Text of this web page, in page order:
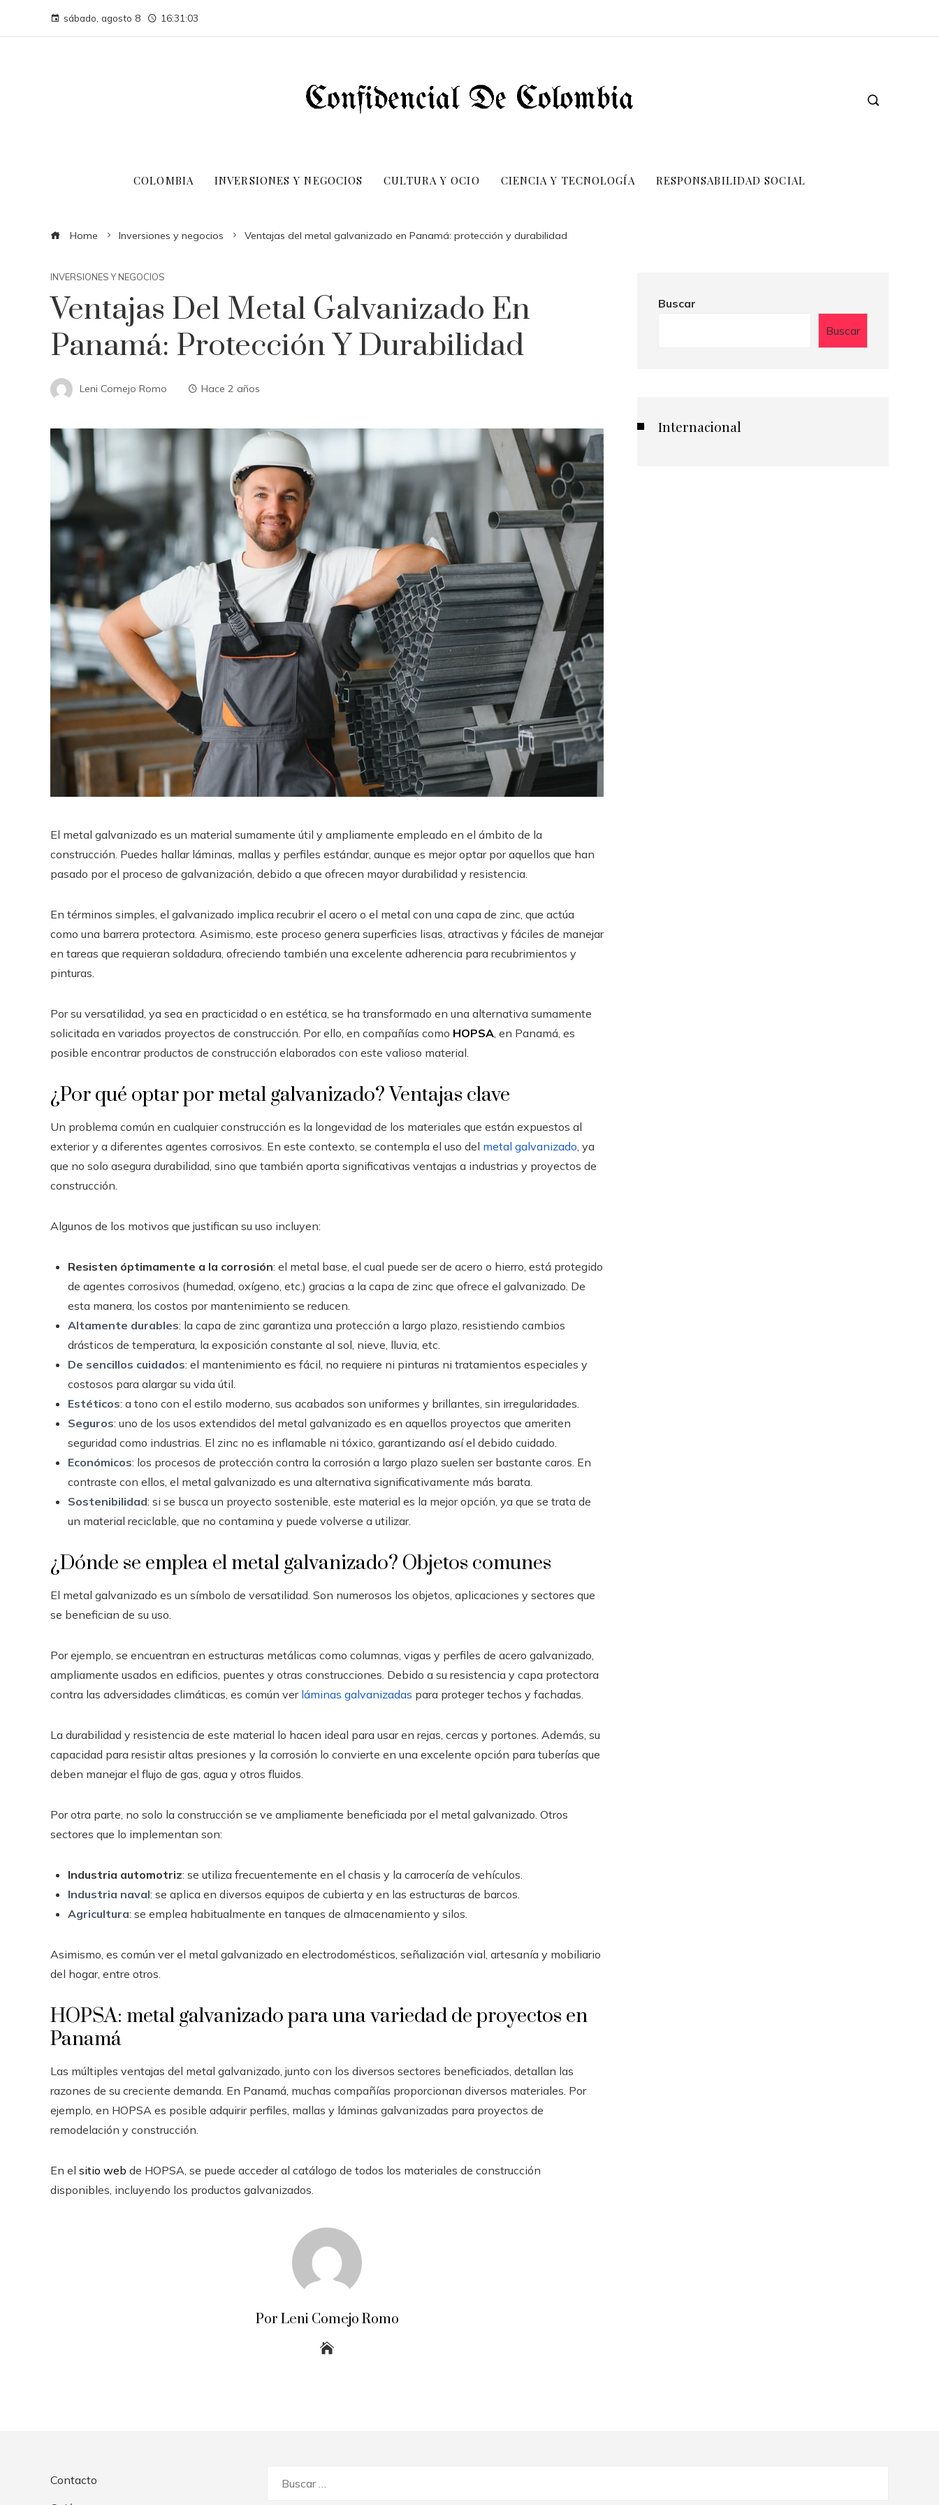
sábado, agosto 8 16:31:04
COLOMBIA INVERSIONES Y NEGOCIOS CULTURA Y OCIO CIENCIA Y TECNOLOGÍA RESPONSABILIDAD SOCIAL
Home Inversiones y negocios Ventajas del metal galvanizado en Panamá: protección y durabilidad
INVERSIONES Y NEGOCIOS
Ventajas Del Metal Galvanizado En
Panamá: Protección Y Durabilidad
Leni Comejo Romo Hace 2 años
El metal galvanizado es un material sumamente útil y ampliamente empleado en el ámbito de la
construcción. Puedes hallar láminas, mallas y perfiles estándar, aunque es mejor optar por aquellos que han
pasado por el proceso de galvanización, debido a que ofrecen mayor durabilidad y resistencia.
En términos simples, el galvanizado implica recubrir el acero o el metal con una capa de zinc, que actúa
como una barrera protectora. Asimismo, este proceso genera superficies lisas, atractivas y fáciles de manejar
en tareas que requieran soldadura, ofreciendo también una excelente adherencia para recubrimientos y
pinturas.
Por su versatilidad, ya sea en practicidad o en estética, se ha transformado en una alternativa sumamente
solicitada en variados proyectos de construcción. Por ello, en compañías como HOPSA, en Panamá, es
posible encontrar productos de construcción elaborados con este valioso material.
¿Por qué optar por metal galvanizado? Ventajas clave
Un problema común en cualquier construcción es la longevidad de los materiales que están expuestos al
exterior y a diferentes agentes corrosivos. En este contexto, se contempla el uso del metal galvanizado, ya
que no solo asegura durabilidad, sino que también aporta significativas ventajas a industrias y proyectos de
construcción.
Algunos de los motivos que justifican su uso incluyen:
Resisten óptimamente a la corrosión: el metal base, el cual puede ser de acero o hierro, está protegido
de agentes corrosivos (humedad, oxígeno, etc.) gracias a la capa de zinc que ofrece el galvanizado. De
esta manera, los costos por mantenimiento se reducen.
Altamente durables: la capa de zinc garantiza una protección a largo plazo, resistiendo cambios
drásticos de temperatura, la exposición constante al sol, nieve, lluvia, etc.
De sencillos cuidados: el mantenimiento es fácil, no requiere ni pinturas ni tratamientos especiales y
costosos para alargar su vida útil.
Estéticos: a tono con el estilo moderno, sus acabados son uniformes y brillantes, sin irregularidades.
Seguros: uno de los usos extendidos del metal galvanizado es en aquellos proyectos que ameriten
seguridad como industrias. El zinc no es inflamable ni tóxico, garantizando así el debido cuidado.
Económicos: los procesos de protección contra la corrosión a largo plazo suelen ser bastante caros. En
contraste con ellos, el metal galvanizado es una alternativa significativamente más barata.
Sostenibilidad: si se busca un proyecto sostenible, este material es la mejor opción, ya que se trata de
un material reciclable, que no contamina y puede volverse a utilizar.
¿Dónde se emplea el metal galvanizado? Objetos comunes
El metal galvanizado es un símbolo de versatilidad. Son numerosos los objetos, aplicaciones y sectores que
se benefician de su uso.
Por ejemplo, se encuentran en estructuras metálicas como columnas, vigas y perfiles de acero galvanizado,
ampliamente usados en edificios, puentes y otras construcciones. Debido a su resistencia y capa protectora
contra las adversidades climáticas, es común ver láminas galvanizadas para proteger techos y fachadas.
La durabilidad y resistencia de este material lo hacen ideal para usar en rejas, cercas y portones. Además, su
capacidad para resistir altas presiones y la corrosión lo convierte en una excelente opción para tuberías que
deben manejar el flujo de gas, agua y otros fluidos.
Por otra parte, no solo la construcción se ve ampliamente beneficiada por el metal galvanizado. Otros
sectores que lo implementan son:
Industria automotriz: se utiliza frecuentemente en el chasis y la carrocería de vehículos.
Industria naval: se aplica en diversos equipos de cubierta y en las estructuras de barcos.
Agricultura: se emplea habitualmente en tanques de almacenamiento y silos.
Asimismo, es común ver el metal galvanizado en electrodomésticos, señalización vial, artesanía y mobiliario
del hogar, entre otros.
HOPSA: metal galvanizado para una variedad de proyectos en
Panamá
Las múltiples ventajas del metal galvanizado, junto con los diversos sectores beneficiados, detallan las
razones de su creciente demanda. En Panamá, muchas compañías proporcionan diversos materiales. Por
ejemplo, en HOPSA es posible adquirir perfiles, mallas y láminas galvanizadas para proyectos de
remodelación y construcción.
En el sitio web de HOPSA, se puede acceder al catálogo de todos los materiales de construcción
disponibles, incluyendo los productos galvanizados.
Por Leni Comejo Romo
Buscar
Buscar
Internacional
Contacto